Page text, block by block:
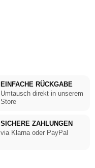
EINFACHE RÜCKGABE
Umtausch direkt in unserem
Store
SICHERE ZAHLUNGEN
via Klarna oder PayPal